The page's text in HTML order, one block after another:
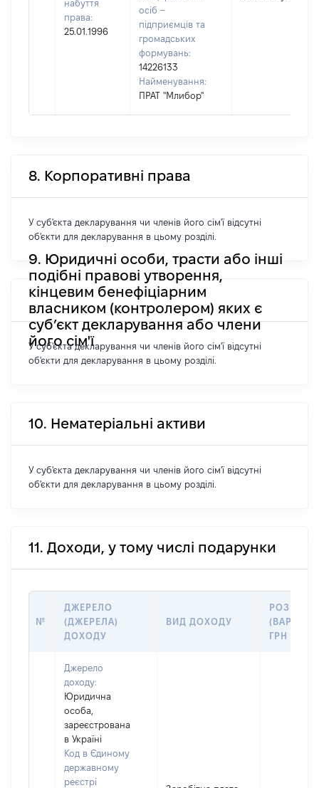
набуття
права:
25.01.1996
осіб –
підприємців та
громадських
формувань:
14226133
Найменування:
ПРАТ "Млибор"
8. Корпоративні права
У суб'єкта декларування чи членів його сім'ї відсутні
об'єкти для декларування в цьому розділі.
9. Юридичні особи, трасти або інші
подібні правові утворення,
кінцевим бенефіціарним
власником (контролером) яких є
суб’єкт декларування або члени
його сім'ї
У суб'єкта декларування чи членів його сім'ї відсутні
об'єкти для декларування в цьому розділі.
10. Нематеріальні активи
У суб'єкта декларування чи членів його сім'ї відсутні
об'єкти для декларування в цьому розділі.
11. Доходи, у тому числі подарунки
№
ДЖЕРЕЛО
(ДЖЕРЕЛА)
ДОХОДУ
ВИД ДОХОДУ
РОЗМІР
ГРН
Джерело
доходу:
Юридична
особа,
зареєстрована
в Україні
Код в Єдиному
державному
реєстрі